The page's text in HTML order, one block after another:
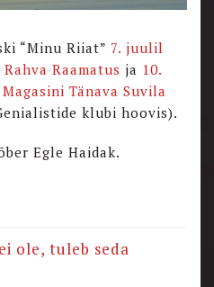
“Minu Riiat” 7. juulil
Raamatus ja 10.
Tänava Suvila
klubi hoovis).
Egle Haidak.
ole, tuleb seda